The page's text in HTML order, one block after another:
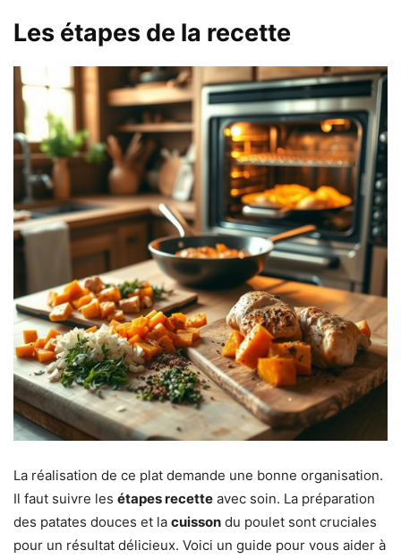
Les étapes de la recette
La réalisation de ce plat demande une bonne organisation.
Il faut suivre les étapes recette avec soin. La préparation
des patates douces et la cuisson du poulet sont cruciales
pour un résultat délicieux. Voici un guide pour vous aider à